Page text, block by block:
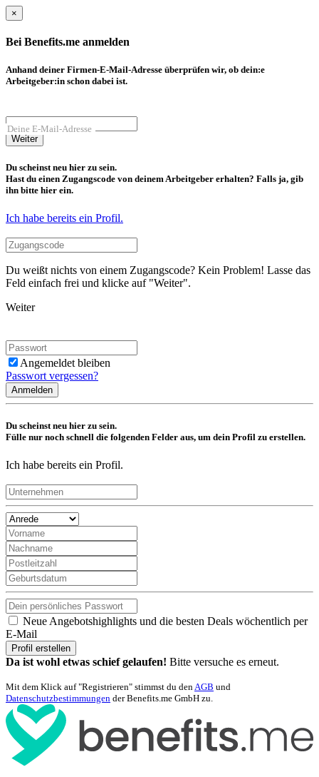
×
Bei Benefits.me anmelden
Anhand deiner Firmen-E-Mail-Adresse überprüfen wir, ob dein:e
Arbeitgeber:in schon dabei ist.
Deine E-Mail-Adresse
Weiter
Du scheinst neu hier zu sein.
Hast du einen Zugangscode von deinem Arbeitgeber erhalten? Falls ja, gib
ihn bitte hier ein.
Ich habe bereits ein Profil.
Du weißt nichts von einem Zugangscode? Kein Problem! Lasse das
Feld einfach frei und klicke auf "Weiter".
Weiter
Angemeldet bleiben
Passwort vergessen?
Anmelden
Du scheinst neu hier zu sein.
Fülle nur noch schnell die folgenden Felder aus, um dein Profil zu erstellen.
Ich habe bereits ein Profil.
Neue Angebotshighlights und die besten Deals wöchentlich per
E-Mail
Profil erstellen
Da ist wohl etwas schief gelaufen! Bitte versuche es erneut.
Mit dem Klick auf "Registrieren" stimmst du denAGB und
Datenschutzbestimmungen der Benefits.me GmbH zu.